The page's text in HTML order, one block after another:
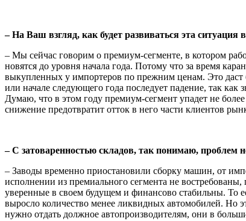
– На Ваш взгляд, как будет развиваться эта ситуация
– Мы сейчас говорим о премиум-сегменте, в котором
новятся до уровня начала года. Потому что за время
выкуплен­ных у импортеров по прежним ценам. Это даст
или начале следую­щего года последует падение, так как
Думаю, что в этом году премиум-сегмент упадет не
снижение предотвра­тит отток в него части клиентов
– С затоваренностью складов, так понимаю, проблем
– Заводы временно приостановили сборку машин, от
испол­нении из премиального сегмента не
уверенные в своем будущем и финансово стабильны. То
выросло количество менее ликвидных автомобилей. Но
нужно отдать должное авто­производителям, они в